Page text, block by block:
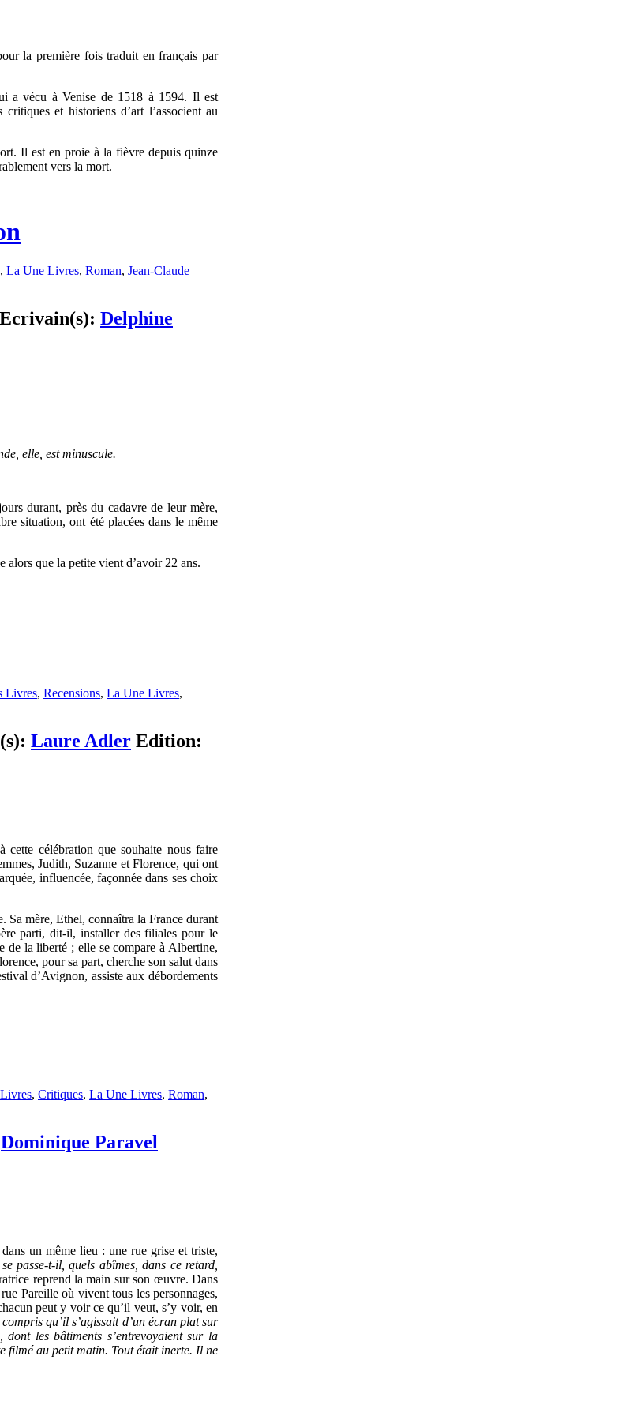
la première fois traduit en français par
a vécu à Venise de 1518 à 1594. Il est
et historiens d’art l’associent au
Il est en proie à la fièvre depuis quinze
vers la mort.
, La Une Livres, Roman, Jean-Claude
Ecrivain(s): Delphine
elle, est minuscule.
durant, près du cadavre de leur mère,
situation, ont été placées dans le même
alors que la petite vient d’avoir 22 ans.
Livres, Recensions, La Une Livres,
Laure Adler Edition:
cette célébration que souhaite nous faire
Judith, Suzanne et Florence, qui ont
influencée, façonnée dans ses choix
Sa mère, Ethel, connaîtra la France durant
parti, dit-il, installer des filiales pour le
de la liberté ; elle se compare à Albertine,
pour sa part, cherche son salut dans
d’Avignon, assiste aux débordements
, Critiques, La Une Livres, Roman,
Dominique Paravel
un même lieu : une rue grise et triste,
passe-t-il, quels abîmes, dans ce retard,
reprend la main sur son œuvre. Dans
Pareille où vivent tous les personnages,
peut y voir ce qu’il veut, s’y voir, en
qu’il s’agissait d’un écran plat sur
les bâtiments s’entrevoyaient sur la
filmé au petit matin. Tout était inerte. Il ne